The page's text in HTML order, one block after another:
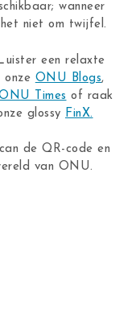
wanneer
niet om twijfel.
een relaxte
onze ONU Blogs,
ONU Times of raak
glossy FinX.
de QR-code en
van ONU.